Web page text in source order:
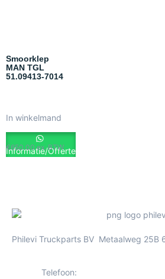
Smoorklep
MAN TGL
51.09413-7014
€650.00 ex. BTW
In winkelmand
Informatie/Offerte
Philevi Truckparts BV Metaalweg 25B
Telefoon: